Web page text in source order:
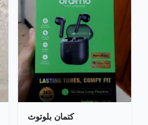
كتمان بلوتوث